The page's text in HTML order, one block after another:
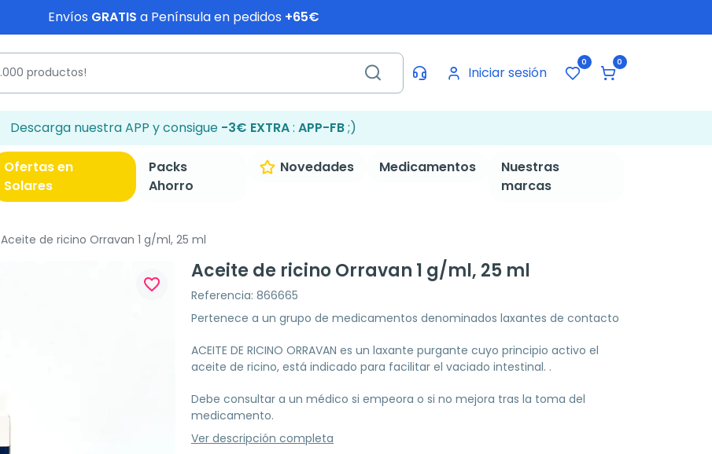
Envíos GRATIS a Península en pedidos +65€
Iniciar sesión
0 0
Descarga nuestra APP y consigue -3€ EXTRA: APP-FB;)
Ofertas en
Solares
Packs
Ahorro
Novedades Medicamentos
Nuestras
marcas
Aceite de ricino Orravan 1 g/ml, 25 ml
favorite_border
Aceite de ricino Orravan 1 g/ml, 25 ml
Referencia: 866665
Pertenece a un grupo de medicamentos denominados laxantes de contacto
ACEITE DE RICINO ORRAVAN es un laxante purgante cuyo principio activo el
aceite de ricino, está indicado para facilitar el vaciado intestinal. .
Debe consultar a un médico si empeora o si no mejora tras la toma del
medicamento.
Ver descripción completa